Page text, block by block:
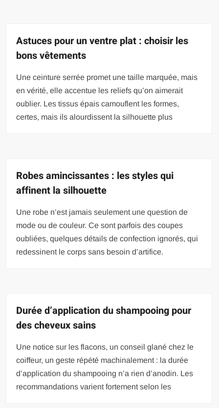
Astuces pour un ventre plat : choisir les
bons vêtements
Une ceinture serrée promet une taille marquée, mais
en vérité, elle accentue les reliefs qu’on aimerait
oublier. Les tissus épais camouflent les formes,
certes, mais ils alourdissent la silhouette plus
Robes amincissantes : les styles qui
affinent la silhouette
Une robe n’est jamais seulement une question de
mode ou de couleur. Ce sont parfois des coupes
oubliées, quelques détails de confection ignorés, qui
redessinent le corps sans besoin d’artifice.
Durée d’application du shampooing pour
des cheveux sains
Une notice sur les flacons, un conseil glané chez le
coiffeur, un geste répété machinalement : la durée
d’application du shampooing n’a rien d’anodin. Les
recommandations varient fortement selon les